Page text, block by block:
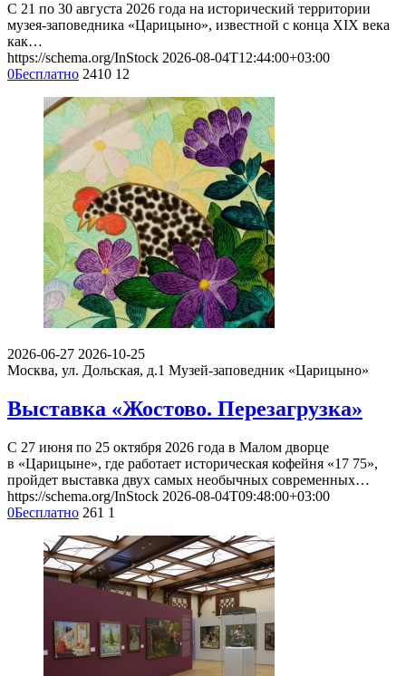
С 21 по 30 августа 2026 года на исторический территории
музея-заповедника «Царицыно», известной с конца XIX века
как…
https://schema.org/InStock 2026-08-04T12:44:00+03:00
0Бесплатно 2410 12
2026-06-27 2026-10-25
Москва, ул. Дольская, д.1 Музей-заповедник «Царицыно»
Выставка «Жостово. Перезагрузка»
С 27 июня по 25 октября 2026 года в Малом дворце
в «Царицыне», где работает историческая кофейня «17 75»,
пройдет выставка двух самых необычных современных…
https://schema.org/InStock 2026-08-04T09:48:00+03:00
0Бесплатно 261 1